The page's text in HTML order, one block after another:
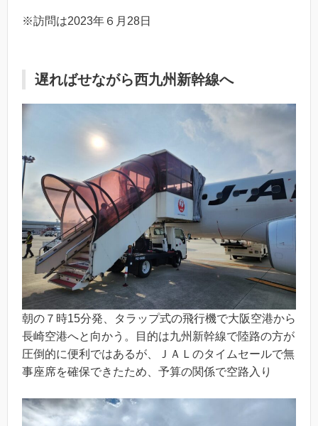
※訪問は2023年６月28日
遅ればせながら西九州新幹線へ
朝の７時15分発、タラップ式の飛行機で大阪空港から
長崎空港へと向かう。目的は九州新幹線で陸路の方が
圧倒的に便利ではあるが、ＪＡＬのタイムセールで無
事座席を確保できたため、予算の関係で空路入り